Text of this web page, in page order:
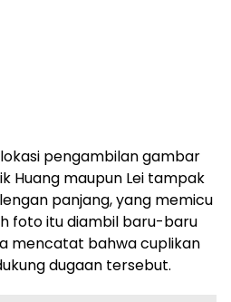
pengambilan gambar
Huang maupun Lei tampak
panjang, yang memicu
foto itu diambil baru-baru
mencatat bahwa cuplikan
dugaan tersebut.